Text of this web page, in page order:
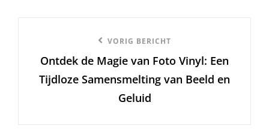
bericht
VORIG BERICHT
Ontdek de Magie van Foto Vinyl: Een
Tijdloze Samensmelting van Beeld en
Geluid